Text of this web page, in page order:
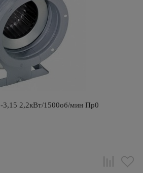
3,15 2,2кВт/1500об/мин Пр0